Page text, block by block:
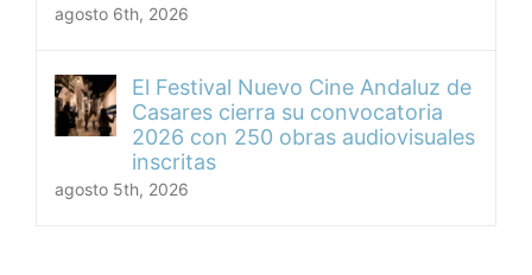
agosto 6th, 2026
El Festival Nuevo Cine Andaluz de
Casares cierra su convocatoria
2026 con 250 obras audiovisuales
inscritas
agosto 5th, 2026